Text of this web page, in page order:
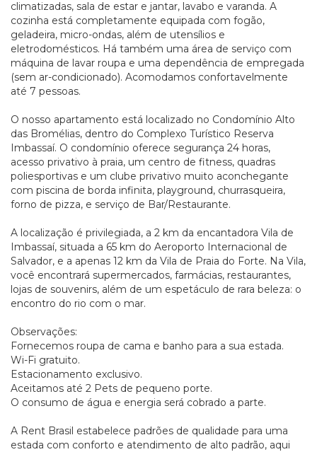
climatizadas, sala de estar e jantar, lavabo e varanda. A
cozinha está completamente equipada com fogão,
geladeira, micro-ondas, além de utensílios e
eletrodomésticos. Há também uma área de serviço com
máquina de lavar roupa e uma dependência de empregada
(sem ar-condicionado). Acomodamos confortavelmente
até 7 pessoas.
O nosso apartamento está localizado no Condomínio Alto
das Bromélias, dentro do Complexo Turístico Reserva
Imbassaí. O condomínio oferece segurança 24 horas,
acesso privativo à praia, um centro de fitness, quadras
poliesportivas e um clube privativo muito aconchegante
com piscina de borda infinita, playground, churrasqueira,
forno de pizza, e serviço de Bar/Restaurante.
A localização é privilegiada, a 2 km da encantadora Vila de
Imbassaí, situada a 65 km do Aeroporto Internacional de
Salvador, e a apenas 12 km da Vila de Praia do Forte. Na Vila,
você encontrará supermercados, farmácias, restaurantes,
lojas de souvenirs, além de um espetáculo de rara beleza: o
encontro do rio com o mar.
Observações:
Fornecemos roupa de cama e banho para a sua estada.
Wi-Fi gratuito.
Estacionamento exclusivo.
Aceitamos até 2 Pets de pequeno porte.
O consumo de água e energia será cobrado a parte.
A Rent Brasil estabelece padrões de qualidade para uma
estada com conforto e atendimento de alto padrão, aqui